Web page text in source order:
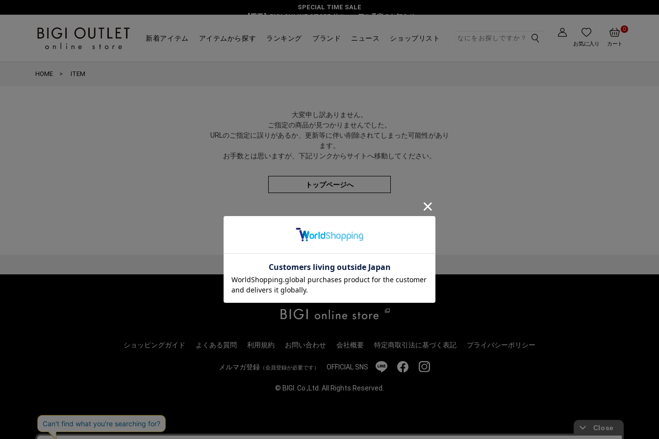
SPECIAL TIME SALE
【重要】BIGI ONLINE STORE リニューアル予定のお知らせ
新着アイテム アイテムから探す ランキング ブランド ニュース ショップリスト
お気に入り カート
0
HOME ITEM
大変申し訳ありません。
ご指定の商品が見つかりませんでした。
URLのご指定に誤りがあるか、更新等に伴い削除されてしまった可能性があり
ます。
お手数とは思いますが、下記リンクからサイトへ移動してください。
トップページへ
ショッピングガイド よくある質問 利用規約 お問い合わせ 会社概要 特定商取引法に基づく表記 プライバシーポリシー
メルマガ登録 （会員登録が必要です） OFFICIAL SNS
© BIGI. Co.,Ltd. All Rights Reserved.